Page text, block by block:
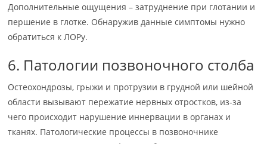
Дополнительные ощущения – затруднение при глотании и
першение в глотке. Обнаружив данные симптомы нужно
обратиться к ЛОРу.
6. Патологии позвоночного столба
Остеохондрозы, грыжи и протрузии в грудной или шейной
области вызывают пережатие нервных отростков, из-за
чего происходит нарушение иннервации в органах и
тканях. Патологические процессы в позвоночнике